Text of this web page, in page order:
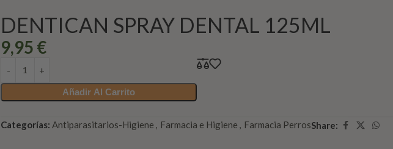
DENTICAN SPRAY DENTAL 125ML
9,95 €
Añadir Al Carrito
Categorías: Antiparasitarios-Higiene Farmacia e Higiene Farmacia PerrosShare: